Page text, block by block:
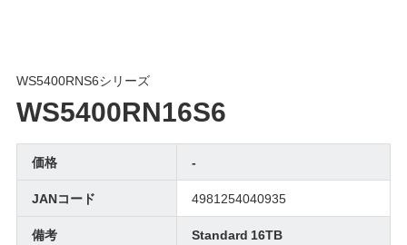
WS5400RNS6シリーズ
WS5400RN16S6
価格
-
JANコード
4981254040935
備考
Standard 16TB